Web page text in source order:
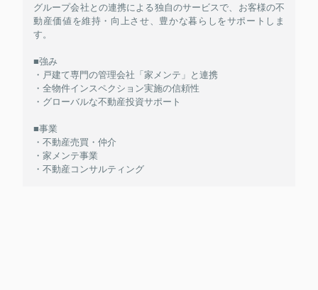
グループ会社との連携による独自のサービスで、お客様の不
動産価値を維持・向上させ、豊かな暮らしをサポートしま
す。
■強み
・戸建て専門の管理会社「家メンテ」と連携
・全物件インスペクション実施の信頼性
・グローバルな不動産投資サポート
■事業
・不動産売買・仲介
・家メンテ事業
・不動産コンサルティング